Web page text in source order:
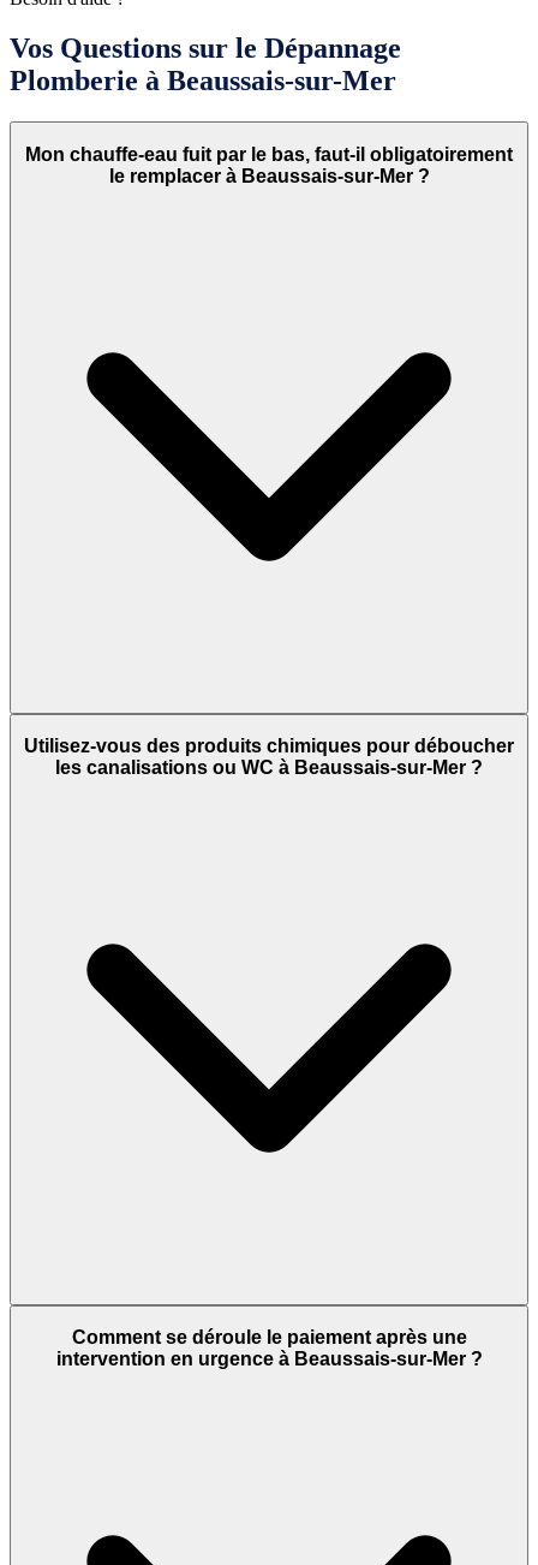
Vos Questions sur le Dépannage
Plomberie à Beaussais-sur-Mer
Mon chauffe-eau fuit par le bas, faut-il obligatoirement
le remplacer à Beaussais-sur-Mer ?
Utilisez-vous des produits chimiques pour déboucher
les canalisations ou WC à Beaussais-sur-Mer ?
Comment se déroule le paiement après une
intervention en urgence à Beaussais-sur-Mer ?